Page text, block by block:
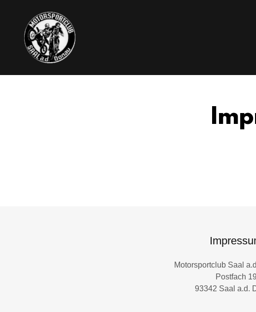
Motorsportclub Saal
Postfach 19
93342 Saal a.d.